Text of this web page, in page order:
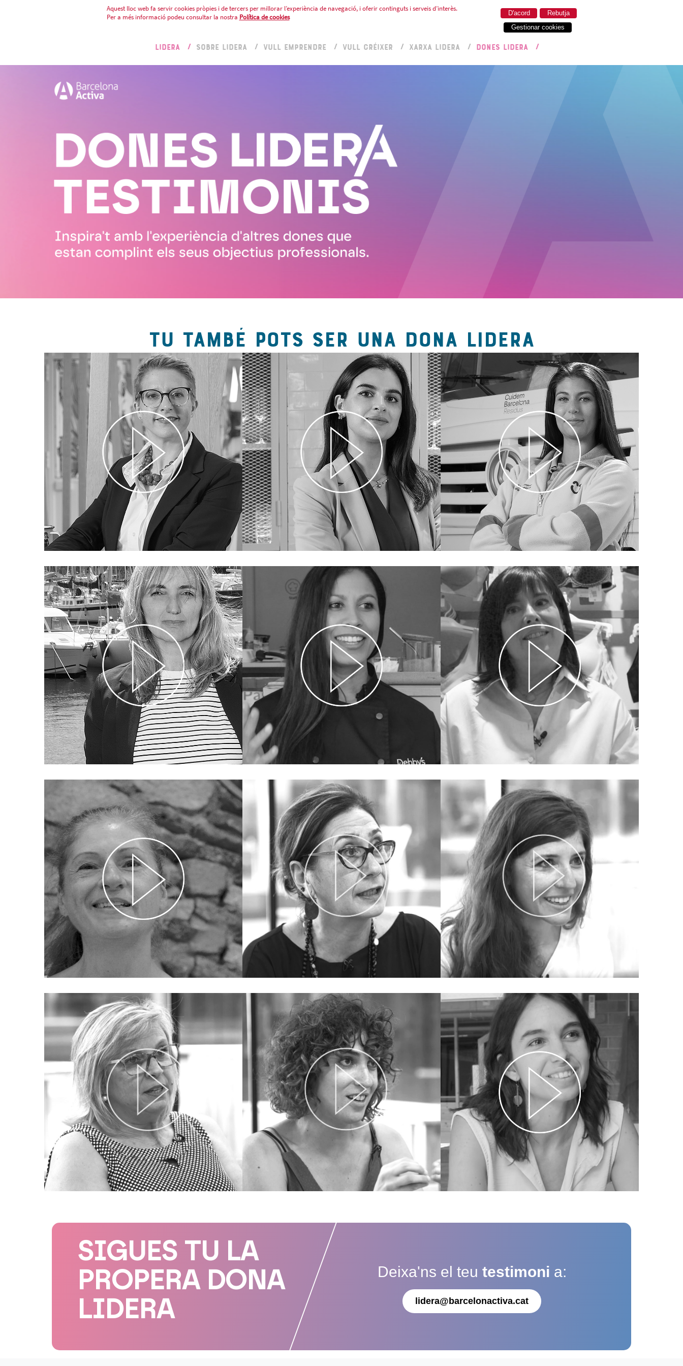
Aquest lloc web fa servir cookies pròpies i de tercers per millorar l’experiència de navegació, i oferir continguts i serveis d’interès.
Per a més informació podeu consultar la nostra Política de cookies Rebutja
D'acord
Gestionar cookies
LIDERA SOBRE LIDERA VULL EMPRENDRE VULL CRÉIXER XARXA LIDERA DONES LIDERA
TU TAMBÉ POTS SER UNA DONA LIDERA
SIGUES TU LA
PROPERA DONA
LIDERA
Deixa'ns el teu testimoni a:
lidera@barcelonactiva.cat